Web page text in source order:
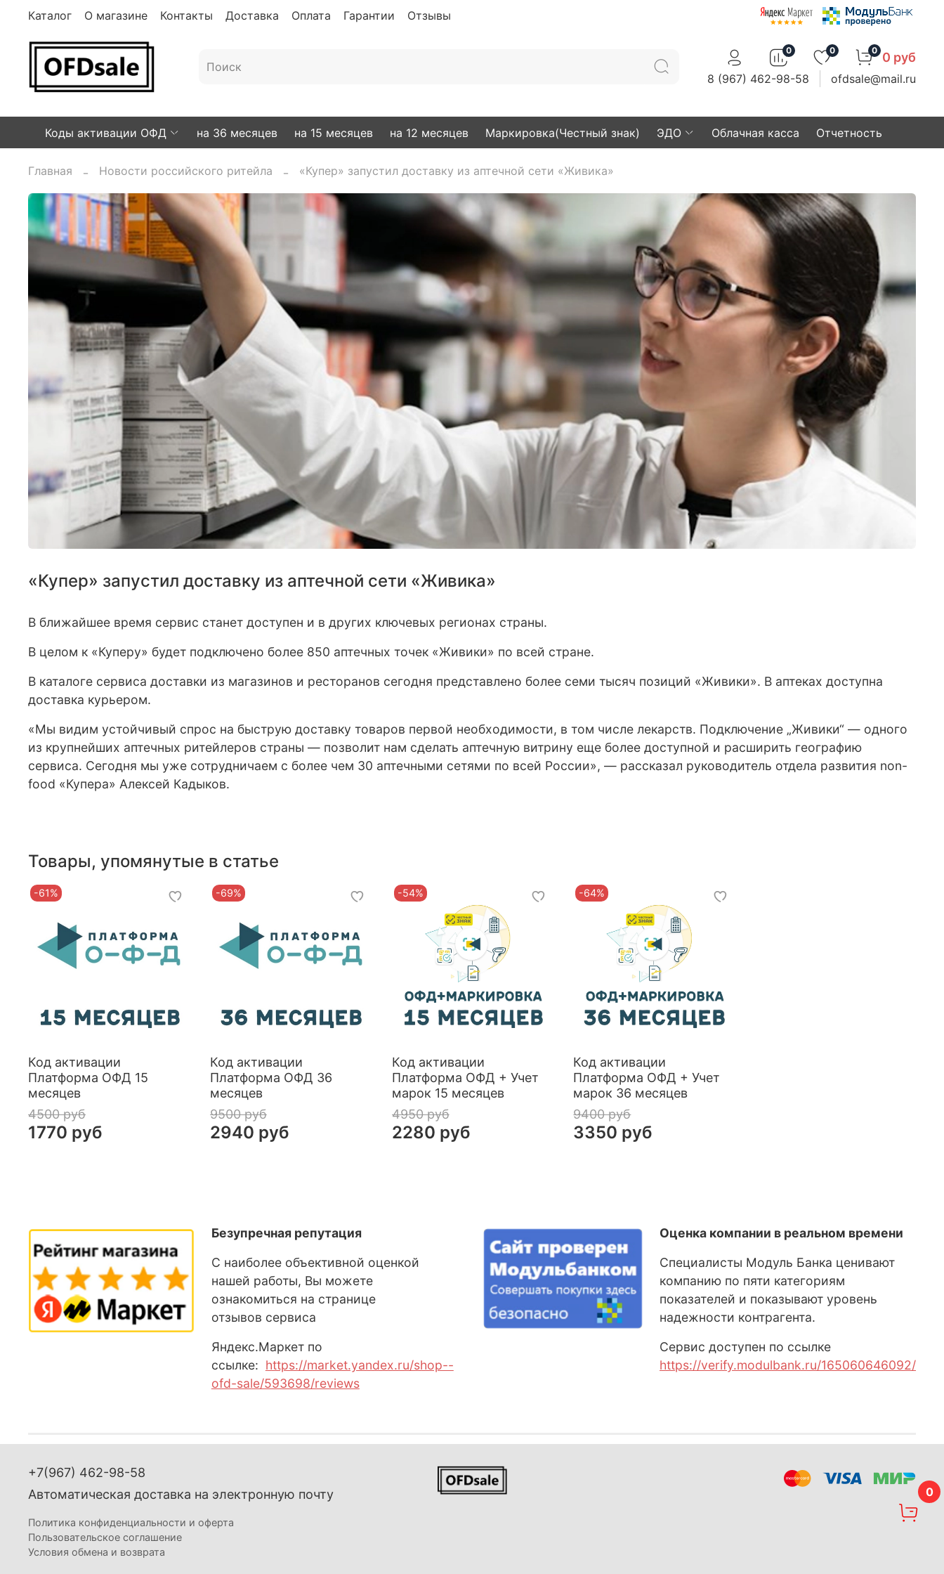
Каталог О магазине Контакты Доставка Оплата Гарантии Отзывы
0 0 0 0 руб
8 (967) 462-98-58 ofdsale@mail.ru
Коды активации ОФД на 36 месяцев на 15 месяцев на 12 месяцев Маркировка(Честный знак) ЭДО Облачная касса Отчетность
Главная Новости российского ритейла «Купер» запустил доставку из аптечной сети «Живика»
«Купер» запустил доставку из аптечной сети «Живика»
В ближайшее время сервис станет доступен и в других ключевых регионах страны.
В целом к «Куперу» будет подключено более 850 аптечных точек «Живики» по всей стране.
В каталоге сервиса доставки из магазинов и ресторанов сегодня представлено более семи тысяч позиций «Живики». В аптеках доступна
доставка курьером.
«Мы видим устойчивый спрос на быструю доставку товаров первой необходимости, в том числе лекарств. Подключение „Живики“ — одного
из крупнейших аптечных ритейлеров страны — позволит нам сделать аптечную витрину еще более доступной и расширить географию
сервиса. Сегодня мы уже сотрудничаем с более чем 30 аптечными сетями по всей России», — рассказал руководитель отдела развития non-
food «Купера» Алексей Кадыков.
Товары, упомянутые в статье
-61%
Код активации
Платформа ОФД 15
месяцев
4500 руб
1770 руб
-69%
Код активации
Платформа ОФД 36
месяцев
9500 руб
2940 руб
-54%
Код активации
Платформа ОФД + Учет
марок 15 месяцев
4950 руб
2280 руб
-64%
Код активации
Платформа ОФД + Учет
марок 36 месяцев
9400 руб
3350 руб
Безупречная репутация
С наиболее объективной оценкой
нашей работы, Вы можете
ознакомиться на странице
отзывов сервиса
Яндекс.Маркетпо
ссылке: https://market.yandex.ru/shop--
ofd-sale/593698/reviews
Оценка компании в реальном времени
Специалисты Модуль Банка ценивают
компанию по пяти категориям
показателей и показывают уровень
надежности контрагента.
Сервис доступен по ссылке
https://verify.modulbank.ru/165060646092/
+7(967) 462-98-58
Автоматическая доставка на электронную почту
Политика конфиденциальности и оферта
Пользовательское соглашение
Условия обмена и возврата
0